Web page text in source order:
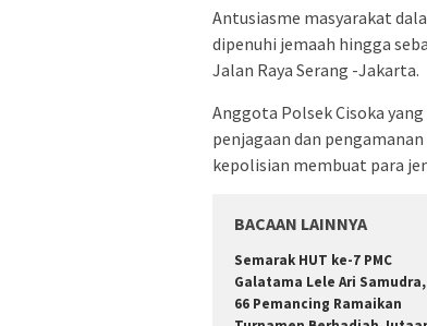
Antusiasme masyarakat
dipenuhi jemaah hingga
Jalan Raya Serang -Jakarta.
Anggota Polsek Cisoka
penjagaan dan
kepolisian membuat para
BACAAN LAINNYA
Semarak HUT ke-7 PMC
Galatama Lele Ari Samudra,
66 Pemancing Ramaikan